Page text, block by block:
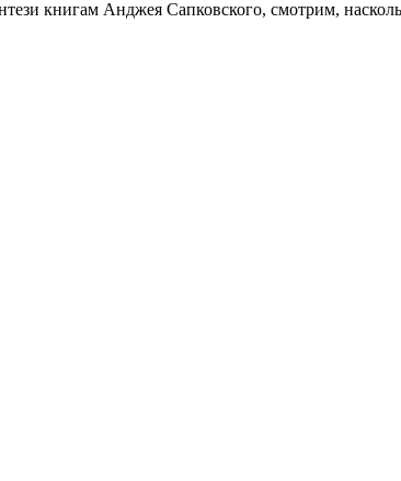
книгам Анджея Сапковского, смотрим,